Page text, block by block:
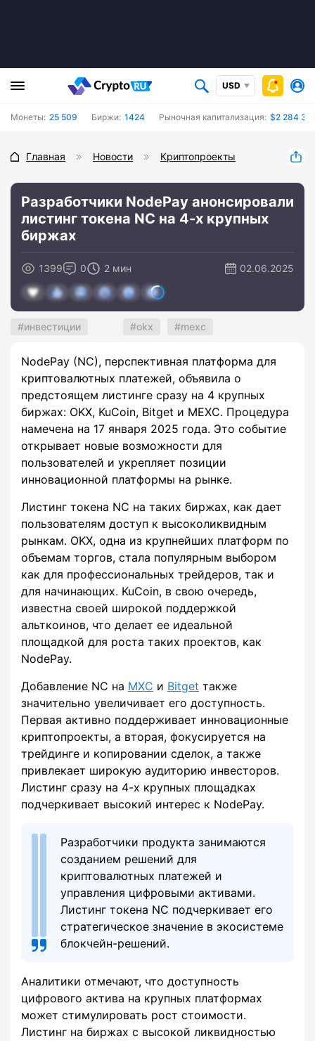
USD
Монеты: 25 509 Биржи: 1424 Рыночная капитализация: $2 284
Главная Новости Криптопроекты
Разработчики NodePay анонсировали
листинг токена NC на 4-х крупных
биржах
1399 0 2 мин 02.06.2025
инвестиции okx mexc
NodePay (NC), перспективная платформа для
криптовалютных платежей, объявила о
предстоящем листинге сразу на 4 крупных
биржах: OKX, KuCoin, Bitget и MEXC. Процедура
намечена на 17 января 2025 года. Это событие
открывает новые возможности для
пользователей и укрепляет позиции
инновационной платформы на рынке.
Листинг токена NC на таких биржах, как дает
пользователям доступ к высоколиквидным
рынкам. OKX, одна из крупнейших платформ по
объемам торгов, стала популярным выбором
как для профессиональных трейдеров, так и
для начинающих. KuCoin, в свою очередь,
известна своей широкой поддержкой
альткоинов, что делает ее идеальной
площадкой для роста таких проектов, как
NodePay.
Добавление NC на MXC и Bitget также
значительно увеличивает его доступность.
Первая активно поддерживает инновационные
криптопроекты, а вторая, фокусируется на
трейдинге и копировании сделок, а также
привлекает широкую аудиторию инвесторов.
Листинг сразу на 4-х крупных площадках
подчеркивает высокий интерес к NodePay.
Разработчики продукта занимаются
созданием решений для
криптовалютных платежей и
управления цифровыми активами.
Листинг токена NC подчеркивает его
стратегическое значение в экосистеме
блокчейн-решений.
Аналитики отмечают, что доступность
цифрового актива на крупных платформах
может стимулировать рост стоимости.
Листинг на биржах с высокой ликвидностью